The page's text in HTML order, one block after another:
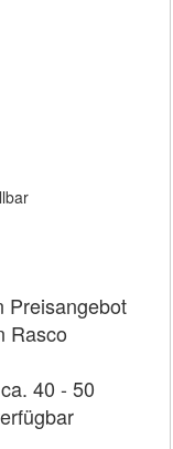
Preisangebot
Rasco
40 - 50